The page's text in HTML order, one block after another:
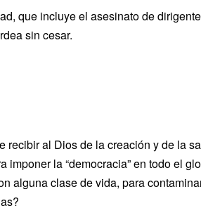
que incluye el asesinato de
sin cesar.
recibir al Dios de la creación y de la
la “democracia” en todo el
alguna clase de vida, para